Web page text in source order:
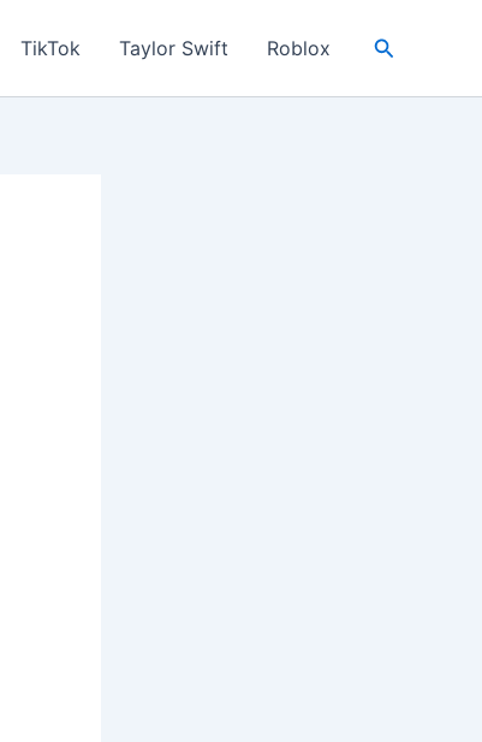
TikTok Taylor Swift Roblox Search